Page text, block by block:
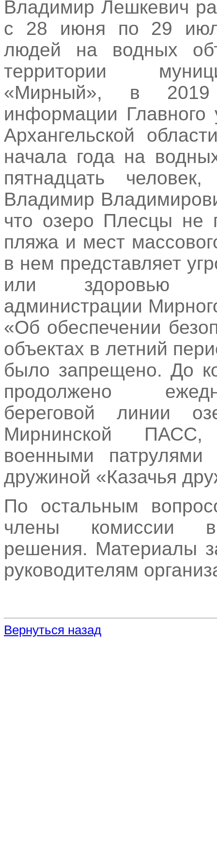
Владимир Лешкевич
с 28 июня по 29
людей на водных
территории
«Мирный», в 2019
информации
Архангельской
начала года на
пятнадцать
Владимир
что озеро Плесцы не
пляжа и мест
в нем представляет
или здоровью
администрации
«Об обеспечении
объектах в летний
было запрещено. До
продолжено
береговой линии
Мирнинской ПАСС,
военными
дружиной «Казачья
По остальным
члены комиссии
решения. Материалы
руководителям
Вернуться назад